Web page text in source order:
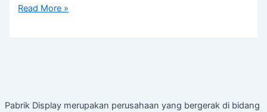
Read More »
Pabrik Display merupakan perusahaan yang bergerak di bidang